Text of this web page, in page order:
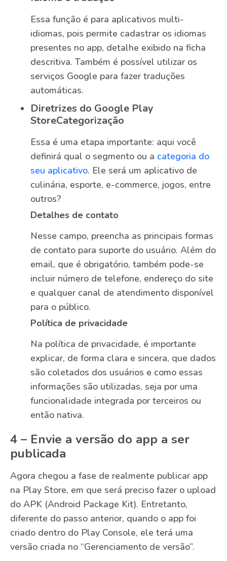
Essa função é para aplicativos multi-
idiomas, pois permite cadastrar os idiomas
presentes no app, detalhe exibido na ficha
descritiva. Também é possível utilizar os
serviços Google para fazer traduções
automáticas.
Diretrizes do Google Play
StoreCategorização
Essa é uma etapa importante: aqui você
definirá qual o segmento ou a categoria do
seu aplicativo. Ele será um aplicativo de
culinária, esporte, e-commerce, jogos, entre
outros?
Detalhes de contato
Nesse campo, preencha as principais formas
de contato para suporte do usuário. Além do
email, que é obrigatório, também pode-se
incluir número de telefone, endereço do site
e qualquer canal de atendimento disponível
para o público.
Política de privacidade
Na política de privacidade, é importante
explicar, de forma clara e sincera, que dados
são coletados dos usuários e como essas
informações são utilizadas, seja por uma
funcionalidade integrada por terceiros ou
então nativa.
4 – Envie a versão do app a ser
publicada
Agora chegou a fase de realmente publicar app
na Play Store, em que será preciso fazer o upload
do APK (Android Package Kit). Entretanto,
diferente do passo anterior, quando o app foi
criado dentro do Play Console, ele terá uma
versão criada no “Gerenciamento de versão”.